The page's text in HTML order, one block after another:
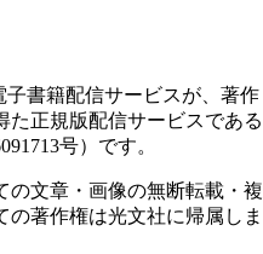
書籍配信サービスが、著作
た正規版配信サービスである
号）です。
の文章・画像の無断転載・複
著作権は光文社に帰属しま